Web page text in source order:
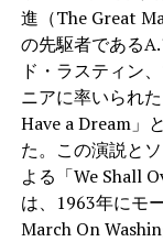
進（The Great
の先駆者である
ド・ラスティン
ニアに率いられ
Have a Dream」
た。この演説と
よる「We Shall
は、1963年にモ
March On